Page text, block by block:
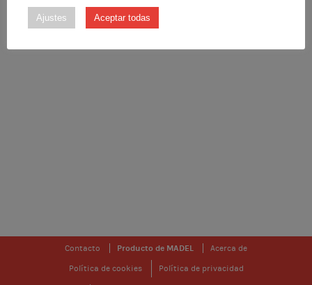
Contacto Producto de MADEL Acerca de
Política de cookies Política de privacidad
Ajustes Aceptar todas